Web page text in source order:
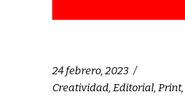
24 febrero, 2023
Creatividad, Editorial, Print,